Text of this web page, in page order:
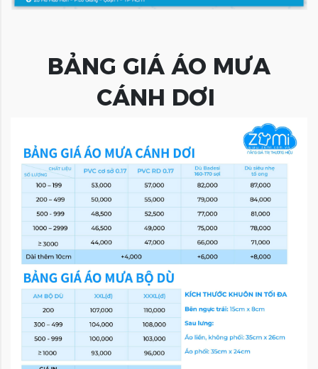
BẢNG GIÁ ÁO MƯA
CÁNH DƠI